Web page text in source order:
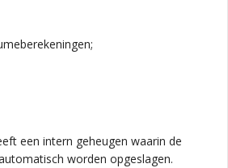
een intern geheugen waarin de
worden opgeslagen.